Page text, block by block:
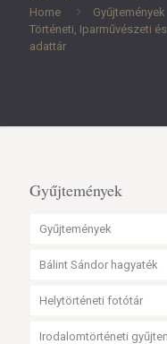
Home
Gyűjtemények
Történeti, Iparművészeti
adattár
Gyűjtemények
Gyűjtemények
Bálint Sándor hagyaték
Helytörténeti fotótár
Irodalomtörténeti